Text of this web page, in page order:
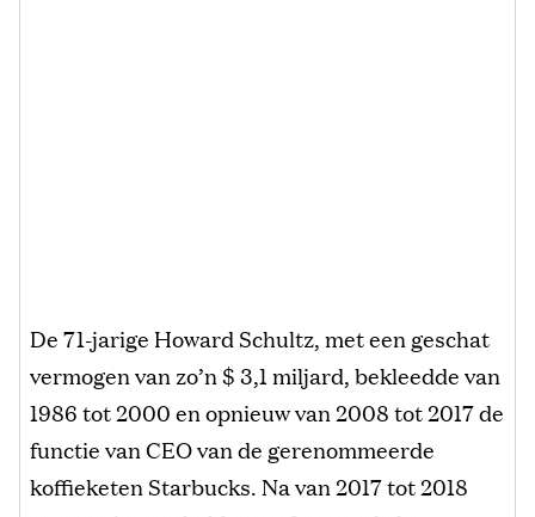
De 71-jarige Howard Schultz, met een geschat
vermogen van zo’n $ 3,1 miljard, bekleedde van
1986 tot 2000 en opnieuw van 2008 tot 2017 de
functie van CEO van de gerenommeerde
koffieketen Starbucks. Na van 2017 tot 2018